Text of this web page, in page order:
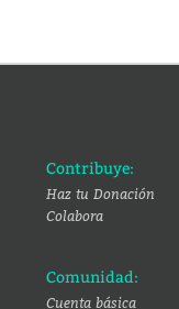
Contribuye:
Haz tu Donación
Colabora
Comunidad:
Cuenta básica